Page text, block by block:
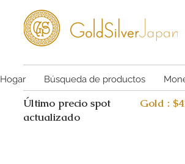
Hogar Búsqueda de productos
Último precio spot
actualizado
Gold :